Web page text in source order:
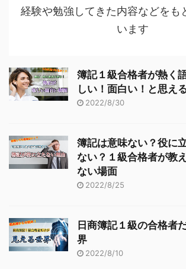
経験や勉強してきた内容などをも
います
簿記１級合格者が熱く
しい！面白い！と思え
2022/8/30
簿記は意味ない？役に
ない？１級合格者が教
ない場面
2022/8/25
日商簿記１級の合格者
界
2022/8/10